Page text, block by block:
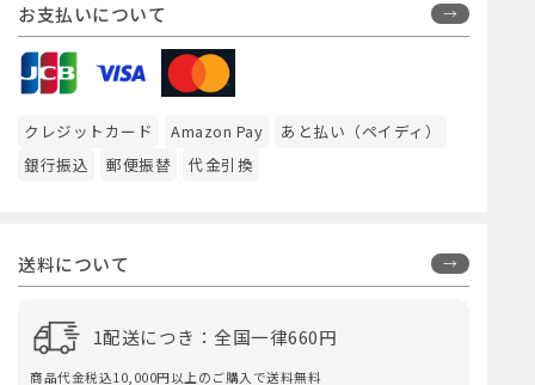
お支払いについて
クレジットカード Amazon Pay
あと払い（ペイディ）
銀行振込
郵便振替 代金引換
送料について
1配送につき：全国一律660円
商品代金税込10,000円以上のご購入で送料無料